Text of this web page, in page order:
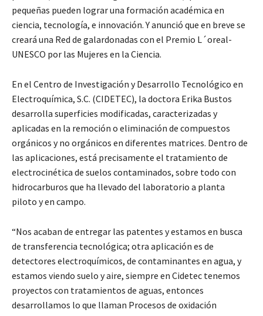
pequeñas pueden lograr una formación académica en
ciencia, tecnología, e innovación. Y anunció que en breve se
creará una Red de galardonadas con el Premio L´oreal-
UNESCO por las Mujeres en la Ciencia.
En el Centro de Investigación y Desarrollo Tecnológico en
Electroquímica, S.C. (CIDETEC), la doctora Erika Bustos
desarrolla superficies modificadas, caracterizadas y
aplicadas en la remoción o eliminación de compuestos
orgánicos y no orgánicos en diferentes matrices. Dentro de
las aplicaciones, está precisamente el tratamiento de
electrocinética de suelos contaminados, sobre todo con
hidrocarburos que ha llevado del laboratorio a planta
piloto y en campo.
“Nos acaban de entregar las patentes y estamos en busca
de transferencia tecnológica; otra aplicación es de
detectores electroquímicos, de contaminantes en agua, y
estamos viendo suelo y aire, siempre en Cidetec tenemos
proyectos con tratamientos de aguas, entonces
desarrollamos lo que llaman Procesos de oxidación